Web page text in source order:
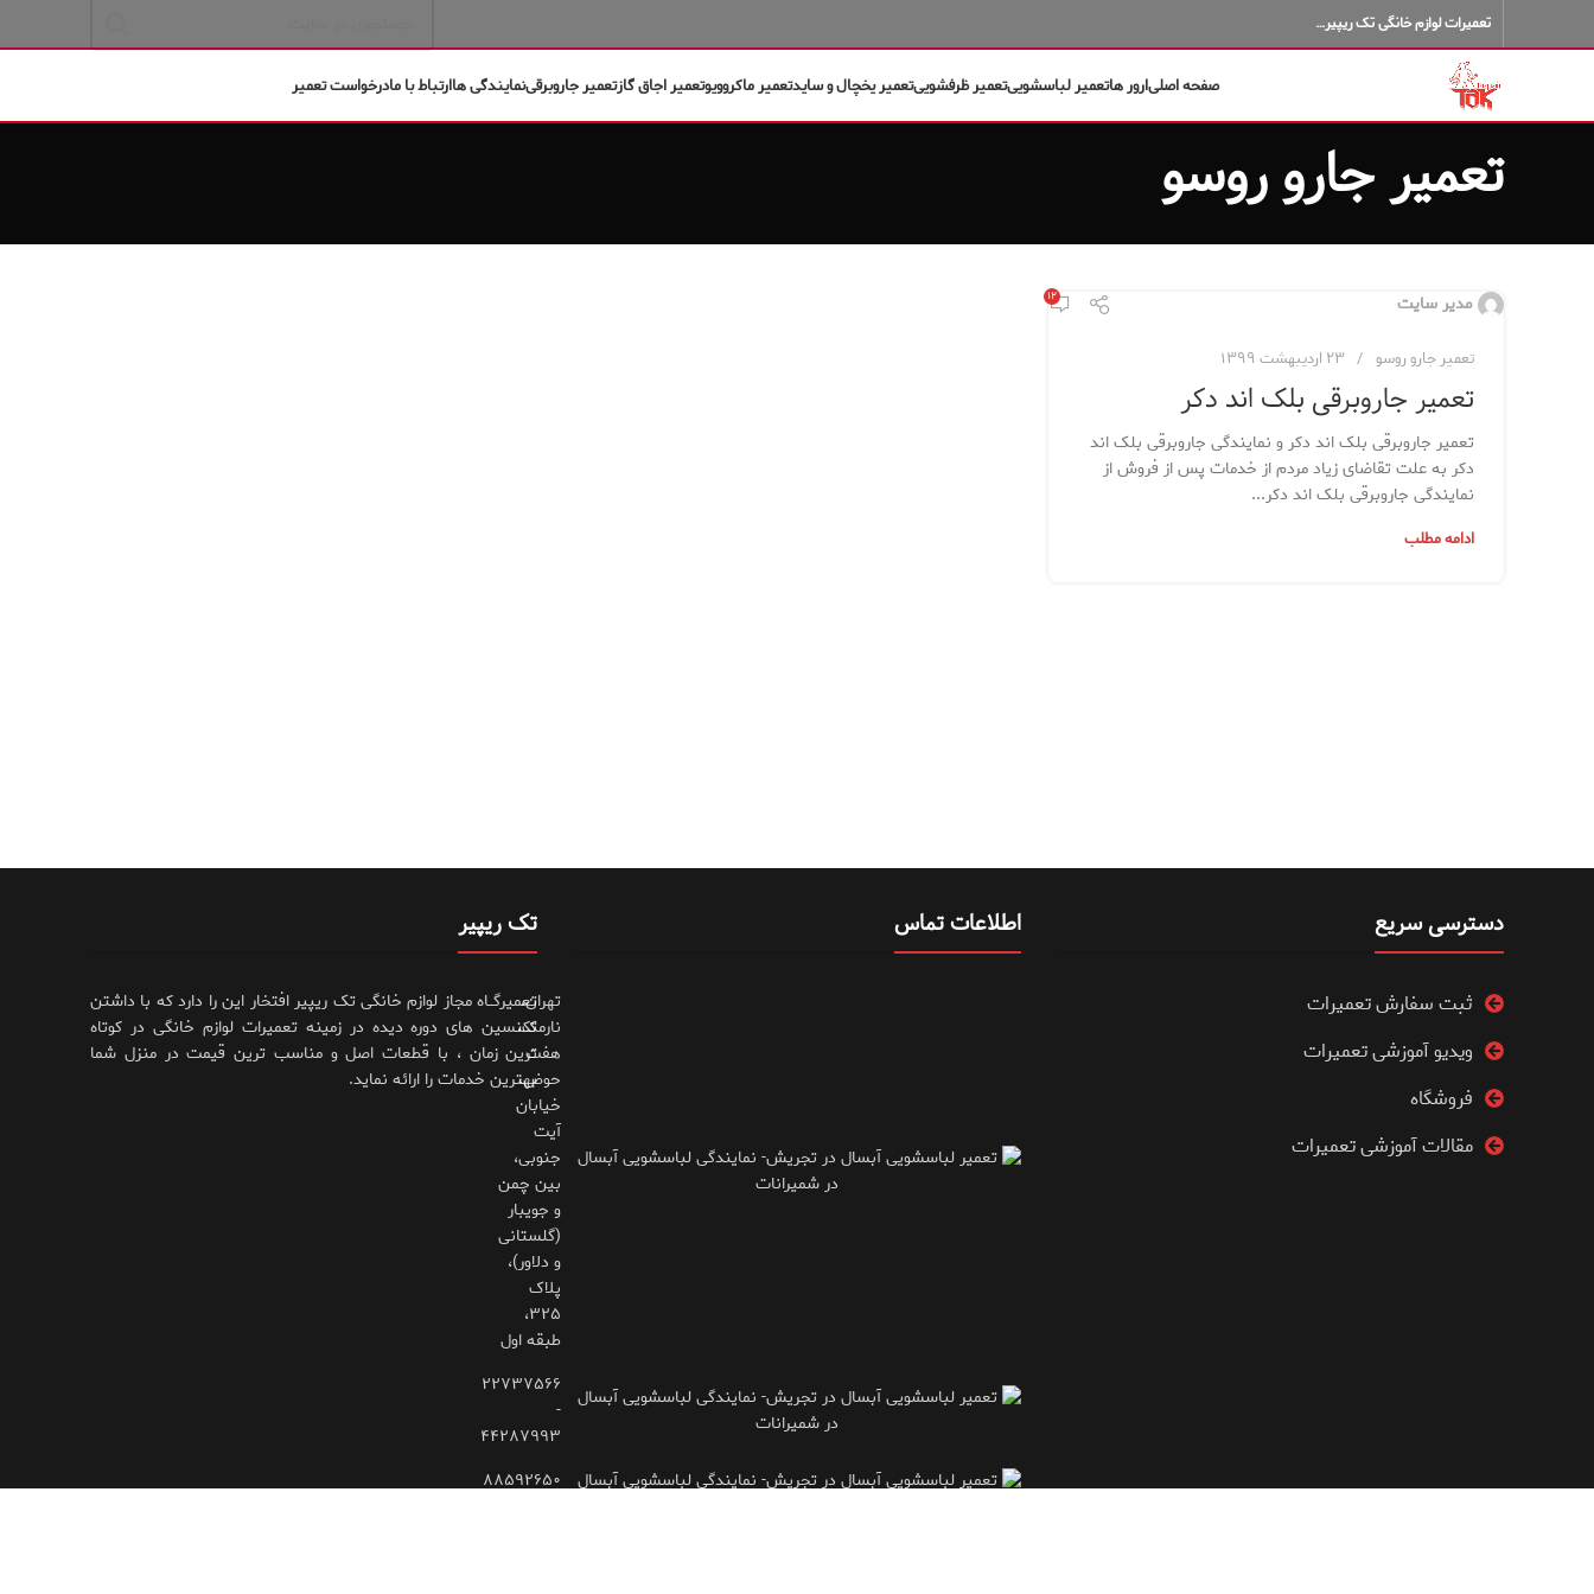
تعمیرات لوازم خانگی تک ریپیر…
صفحه اصلیارور هاتعمیر لباسشوییتعمیر ظرفشوییتعمیر یخچال و سایدتعمیر ماکروویوتعمیر اجاق گازتعمیر جاروبرقینمایندگی هاارتباط با مادرخواست تعمیر
تعمیر جارو روسو
مدیر سایت ۱۲
تعمیر جارو روسو ۲۳ اردیبهشت ۱۳۹۹
تعمیر جاروبرقی بلک اند دکر
تعمیر جاروبرقی بلک اند دکر و نمایندگی جاروبرقی بلک اند
دکر به علت تقاضای زیاد مردم از خدمات پس از فروش از
نمایندگی جاروبرقی بلک اند دکر...
ادامه مطلب
تک ریپیر
تعمیرگــاه مجاز لوازم خانگی تک ریپیر افتخار این را دارد که با داشتن
تکنسین های دوره دیده در زمینه تعمیرات لوازم خانگی در کوتاه
ترین زمان ، با قطعات اصل و مناسب ترین قیمت در منزل شما
بهترین خدمات را ارائه نماید.
اطلاعات تماس
تهران،
نارمک،
هفت
حوض،
خیابان
آیت
جنوبی،
بین چمن
و جویبار
(گلستانی
و دلاور)،
پلاک
۳۲۵،
طبقه اول
۲۲۷۳۷۵۶۶
-
۴۴۲۸۷۹۹۳
۸۸۵۹۲۶۵۰
دسترسی سریع
ثبت سفارش تعمیرات
ویدیو آموزشی تعمیرات
فروشگاه
مقالات آموزشی تعمیرات